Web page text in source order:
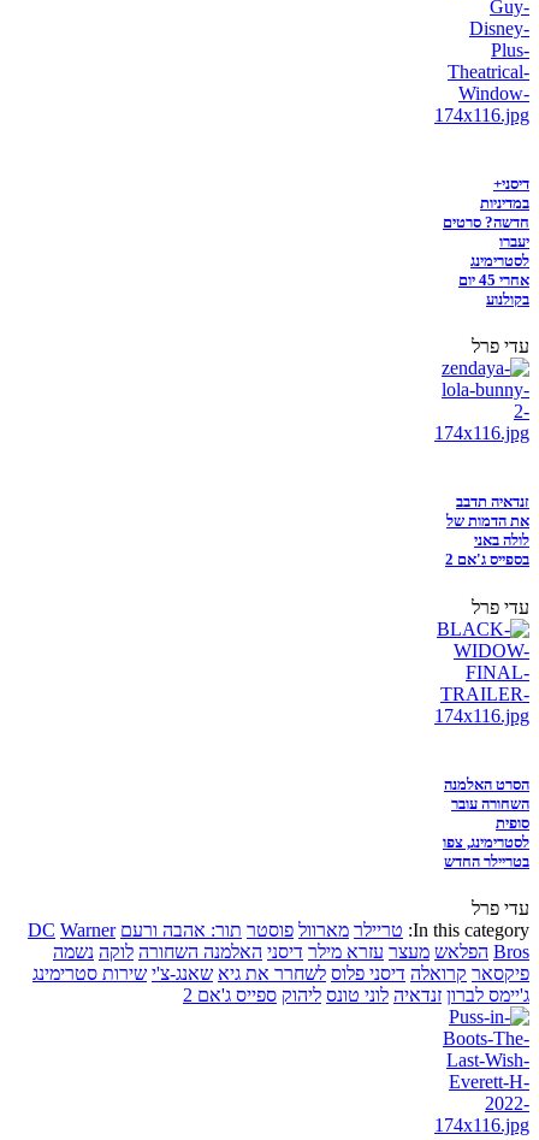
דיסני+
במדיניות
חדשה? סרטים
יעברו
לסטרימינג
אחרי 45 יום
בקולנוע
עדי פרל
זנדאיה תדבב
את הדמות של
לולה באני
בספייס ג'אם 2
עדי פרל
הסרט האלמנה
השחורה עובר
סופית
לסטרימינג, צפו
בטריילר החדש
עדי פרל
In this category: טריילר מארוול פוסטר תור: אהבה ורעם DC Warner
Bros הפלאש מעצר עזרא מילר דיסני האלמנה השחורה לוקה נשמה
פיקסאר קרואלה דיסני פלוס לשחרר את גיא שאנג-צ'י שירות סטרימינג
ג'יימס לברון זנדאיה לוני טונס ליהוק ספייס ג'אם 2